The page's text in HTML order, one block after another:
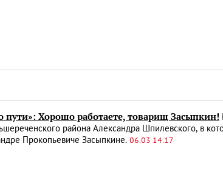
пути»: Хорошо работаете, товарищ Засыпкин!
района Александра Шпилевского, в
Прокопьевиче Засыпкине. 06.03 14:17